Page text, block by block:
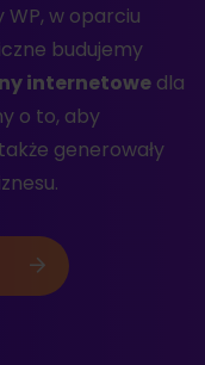
w oparciu
budujemy
internetowe dla
o to, aby
generowały